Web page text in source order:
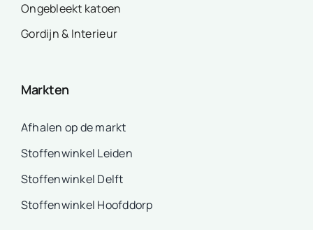
Ongebleekt katoen
Gordijn & Interieur
Markten
Afhalen op de markt
Stoffenwinkel Leiden
Stoffenwinkel Delft
Stoffenwinkel Hoofddorp